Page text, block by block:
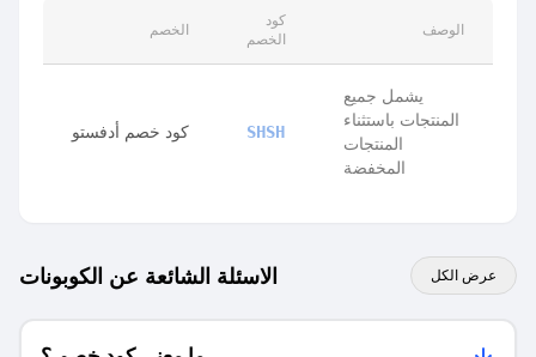
الخصم
كود
الخصم
الوصف
كود خصم أدفستو SHSH
يشمل جميع
المنتجات باستثناء
المنتجات
المخفضة
الاسئلة الشائعة عن الكوبونات عرض الكل